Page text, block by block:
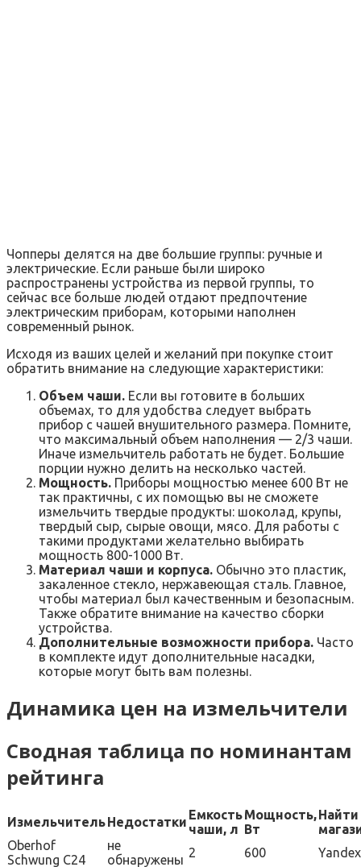
Чопперы делятся на две большие группы: ручные и
электрические. Если раньше были широко
распространены устройства из первой группы, то
сейчас все больше людей отдают предпочтение
электрическим приборам, которыми наполнен
современный рынок.
Исходя из ваших целей и желаний при покупке стоит
обратить внимание на следующие характеристики:
Объем чаши. Если вы готовите в больших
объемах, то для удобства следует выбрать
прибор с чашей внушительного размера. Помните,
что максимальный объем наполнения — 2/3 чаши.
Иначе измельчитель работать не будет. Большие
порции нужно делить на несколько частей.
Мощность. Приборы мощностью менее 600 Вт не
так практичны, с их помощью вы не сможете
измельчить твердые продукты: шоколад, крупы,
твердый сыр, сырые овощи, мясо. Для работы с
такими продуктами желательно выбирать
мощность 800-1000 Вт.
Материал чаши и корпуса. Обычно это пластик,
закаленное стекло, нержавеющая сталь. Главное,
чтобы материал был качественным и безопасным.
Также обратите внимание на качество сборки
устройства.
Дополнительные возможности прибора. Часто
в комплекте идут дополнительные насадки,
которые могут быть вам полезны.
Динамика цен на измельчители
Сводная таблица по номинантам
рейтинга
ИзмельчительНедостатки Емкость
чаши, л
Мощность,
Вт
Найти
Oberhof
Schwung C24
не
обнаружены 2 600